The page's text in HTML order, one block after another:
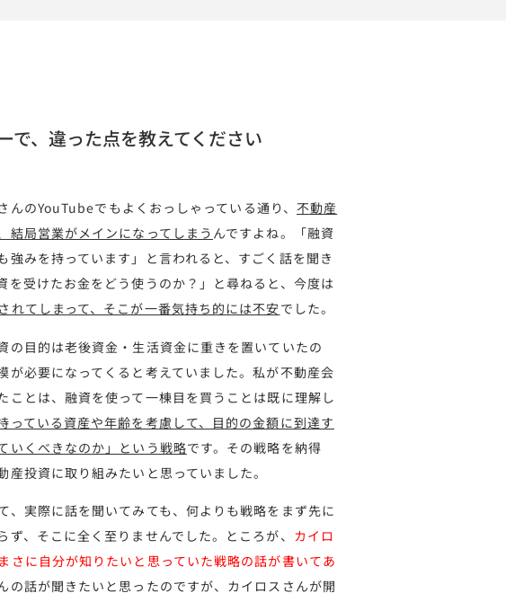
で、違った点を教えてください
のYouTubeでもよくおっしゃっている通り、 不動産
結局営業がメインになってしまう んですよね。「融資
強みを持っています」と言われると、すごく話を聞き
を受けたお金をどう使うのか？」と尋ねると、今度は
れてしまって、そこが一番気持ち的には不安でした。
の目的は老後資金・生活資金に重きを置いていたの
が必要になってくると考えていました。私が不動産会
ことは、融資を使って一棟目を買うことは既に理解し
っている資産や年齢を考慮して、目的の金額に到達す
いくべきなのか」という戦略です。その戦略を納得
産投資に取り組みたいと思っていました。
、実際に話を聞いてみても、何よりも戦略をまず先に
、そこに全く至りませんでした。ところが、 カイロ
さに自分が知りたいと思っていた戦略の話が書いてあ
の話が聞きたいと思ったのですが、カイロスさんが開